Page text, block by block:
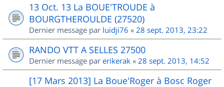
13 Oct. 13 La BOUE'TROUDE à
BOURGTHEROULDE (27520)
Dernier message par luidji76 « 28 sept. 2013, 23:22
RANDO VTT A SELLES 27500
Dernier message par erikerak « 28 sept. 2013, 14:52
[17 Mars 2013] La Boue'Roger à Bosc Roger